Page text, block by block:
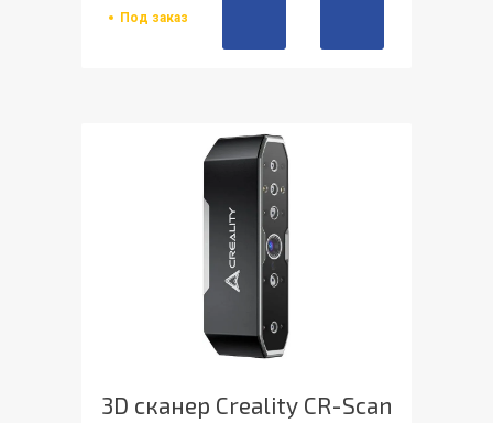
Под заказ
3D сканер Creality CR-Scan